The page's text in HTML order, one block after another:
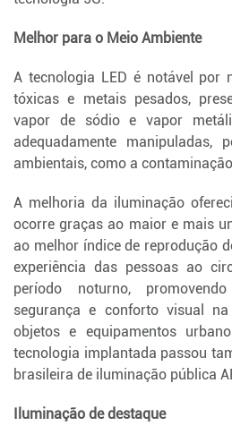
Melhor para o Meio Ambiente
A tecnologia LED é notável por
tóxicas e metais pesados,
vapor de sódio e vapor
adequadamente manipuladas,
ambientais, como a
A melhoria da iluminação
ocorre graças ao maior e mais
ao melhor índice de reprodução
experiência das pessoas ao
período noturno,
segurança e conforto visual
objetos e equipamentos
tecnologia implantada passou
brasileira de iluminação pública
Iluminação de destaque